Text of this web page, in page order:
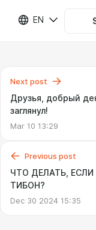
EN
Next post
Друзья, добрый
заглянул!
Mar 10 13:29
Previous post
ЧТО ДЕЛАТЬ,
ТИБОН?
Dec 30 2024 15:35